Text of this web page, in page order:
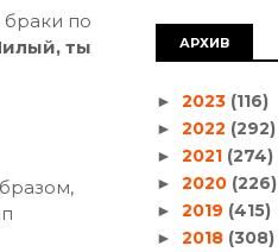
по
ты
АРХИВ
► 2023 (116)
► 2022 (292)
► 2021 (274)
► 2020 (226)
► 2019 (415)
► 2018 (308)